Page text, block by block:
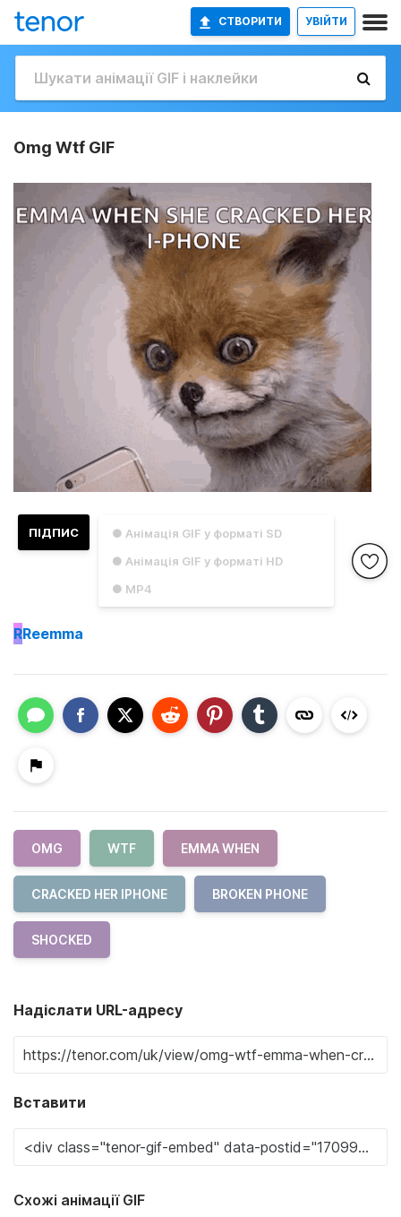
СТВОРИТИ УВІЙТИ
Omg Wtf GIF
● Анімація GIF у форматі SD
● Анімація GIF у форматі HD
● MP4
ПІДПИС
RReemma
OMG WTF EMMA WHEN
CRACKED HER IPHONE BROKEN PHONE
SHOCKED
Надіслати URL-адресу
Вставити
Схожі анімації GIF